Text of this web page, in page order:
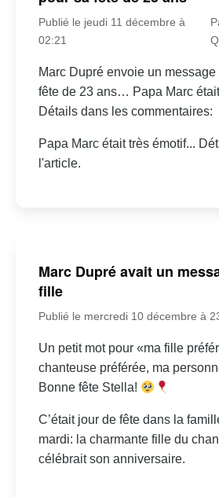
Publié le jeudi 11 décembre à
02:21
Marc Dupré envoie un
fête de 23 ans… Papa Marc
Détails dans les commentaires:
Papa Marc était très émotif...
l'article.
Marc Dupré avait un
fille
Publié le mercredi 10 décembre à
Un petit mot pour «ma fille
chanteuse préférée, ma
Bonne fête Stella!
C’était jour de fête dans la
mardi: la charmante fille du
célébrait son anniversaire.